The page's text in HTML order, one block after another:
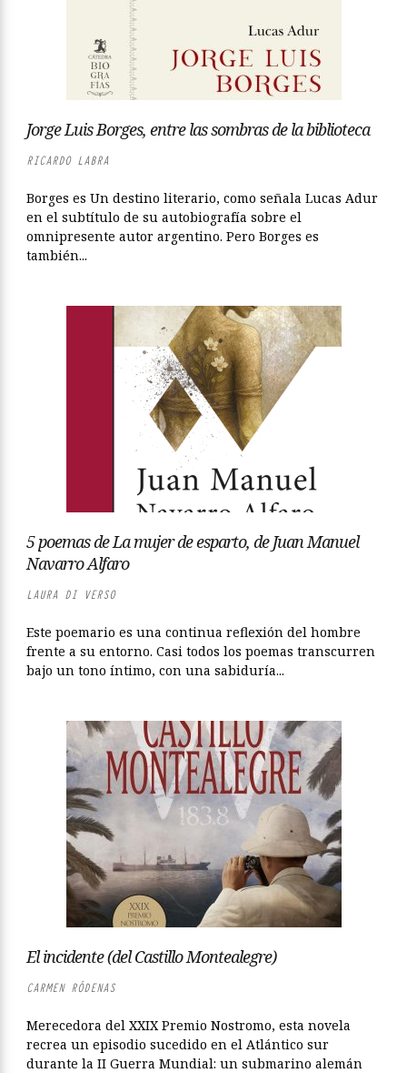
Jorge Luis Borges, entre las sombras de la biblioteca
RICARDO LABRA
Borges es Un destino literario, como señala Lucas Adur
en el subtítulo de su autobiografía sobre el
omnipresente autor argentino. Pero Borges es
también...
5 poemas de La mujer de esparto, de Juan Manuel
Navarro Alfaro
LAURA DI VERSO
Este poemario es una continua reflexión del hombre
frente a su entorno. Casi todos los poemas transcurren
bajo un tono íntimo, con una sabiduría...
El incidente (del Castillo Montealegre)
CARMEN RÓDENAS
Merecedora del XXIX Premio Nostromo, esta novela
recrea un episodio sucedido en el Atlántico sur
durante la II Guerra Mundial: un submarino alemán